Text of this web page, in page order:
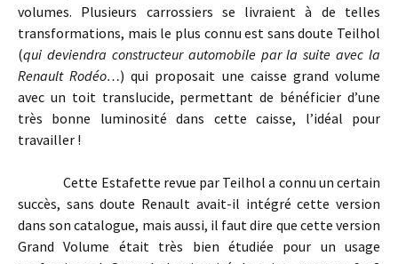
volumes. Plusieurs carrossiers se livraient à de telles
transformations, mais le plus connu est sans doute Teilhol
(qui deviendra constructeur automobile par la suite avec la
Renault Rodéo…) qui proposait une caisse grand volume
avec un toit translucide, permettant de bénéficier d’une
très bonne luminosité dans cette caisse, l’idéal pour
travailler !
Cette Estafette revue par Teilhol a connu un certain
succès, sans doute Renault avait-il intégré cette version
dans son catalogue, mais aussi, il faut dire que cette version
Grand Volume était très bien étudiée pour un usage